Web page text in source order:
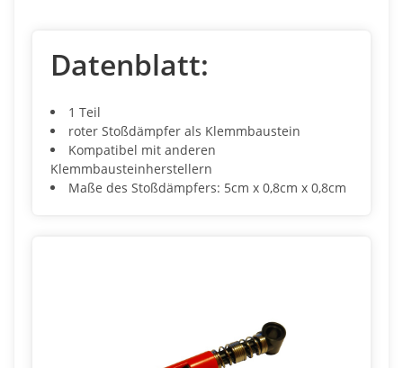
Datenblatt:
1 Teil
roter Stoßdämpfer als Klemmbaustein
Kompatibel mit anderen
Klemmbausteinherstellern
Maße des Stoßdämpfers: 5cm x 0,8cm x 0,8cm